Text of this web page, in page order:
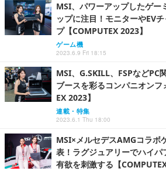
MSI、パワーアップしたゲー
ップに注目！モニターやEV
プ【COMPUTEX 2023】
ゲーム機
2023.6.9 Fri 18:15
MSI、G.SKILL、FSPなどPC
ブースを彩るコンパニオン
EX 2023】
連載・特集
2023.6.1 Thu 18:00
MSI×メルセデスAMGコラボ
表！ラグジュアリーでハイ
有欲を刺激する【COMPUTEX